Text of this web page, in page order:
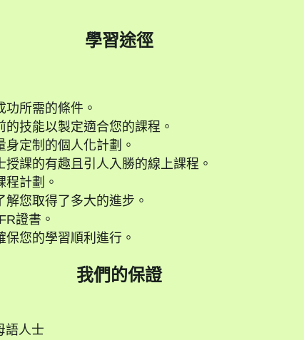
學習途徑
功所需的條件。
的技能以製定適合您的課程。
身定制的個人化計劃。
授課的有趣且引人入勝的線上課程。
程計劃。
解您取得了多大的進步。
證書。
保您的學習順利進行。
我們的保證
語人士